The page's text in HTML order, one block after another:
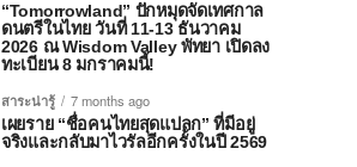
“Tomorrowland” ปักหมุดจัดเทศกาล
ดนตรีในไทย วันที่ 11-13 ธันวาคม
2026 ณ Wisdom Valley พัทยา เปิดลง
ทะเบียน 8 มกราคมนี้!
สาระน่ารู้
7 months ago
เผยราย “ชื่อคนไทยสุดแปลก” ที่มีอยู่
จริงและกลับมาไวรัลอีกครั้งในปี 2569